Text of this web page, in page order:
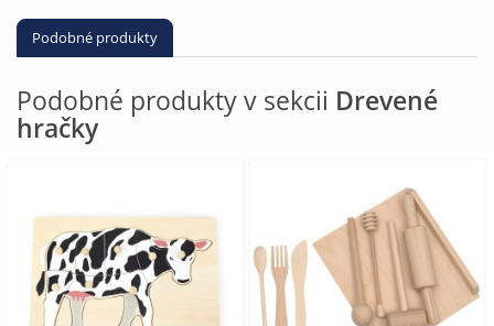
Podobné produkty
Podobné produkty v sekcii Drevené
hračky